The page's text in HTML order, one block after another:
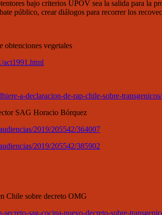
bajo criterios UPOV sea la salida para la
público, crear diálogos para recorrer los
obtenciones vegetales
act1991.html
a-declaracion-de-rap-chile-sobre-transgenicos/
SAG Horacio Bórquez
2019/205542/364007
2019/205542/385902
Chile sobre decreto OMG
sag-cocina-nuevo-decreto-sobre-